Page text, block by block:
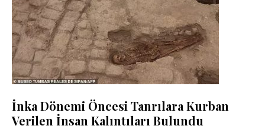
İnka Dönemi Öncesi Tanrılara Kurban
Verilen İnsan Kalıntıları Bulundu